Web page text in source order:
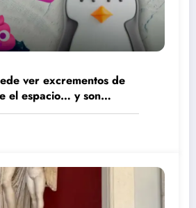
ver excrementos de
el espacio… y son